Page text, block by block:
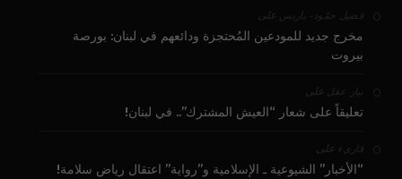
فضيل حمّود - باريس على
مخرج جديد للمودعين المُحتجزة ودائعهم في لبنان: بورصة
بيروت
بيار عقل على
تعليقاً على شعار “العيش المشترك”.. في لبنان!
قارىء على
“الأخبار” الشيوعية ـ الإسلامية و”رواية” اعتقال رياض سلامة!